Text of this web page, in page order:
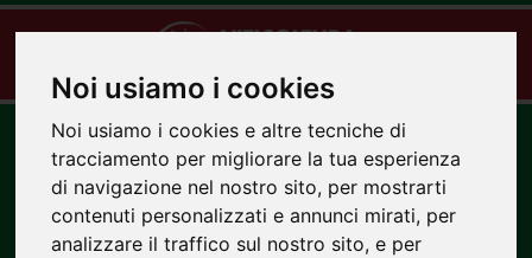
Noi usiamo i cookies
Noi usiamo i cookies e altre tecniche di
tracciamento per migliorare la tua esperienza
di navigazione nel nostro sito, per mostrarti
contenuti personalizzati e annunci mirati, per
analizzare il traffico sul nostro sito, e per